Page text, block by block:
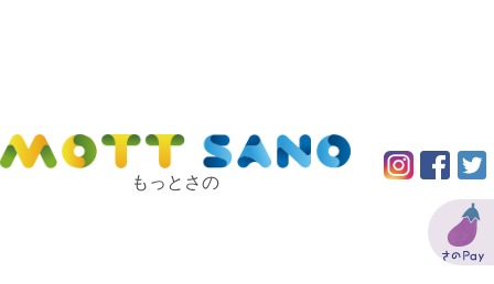
もっとさの